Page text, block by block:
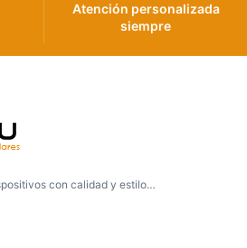
Atención personalizada
siempre
con calidad y estilo…